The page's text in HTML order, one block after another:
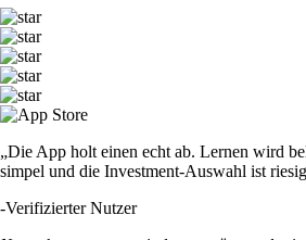
„Die App holt einen echt ab. Lernen wird
simpel und die Investment-Auswahl ist
-Verifizierter Nutzer